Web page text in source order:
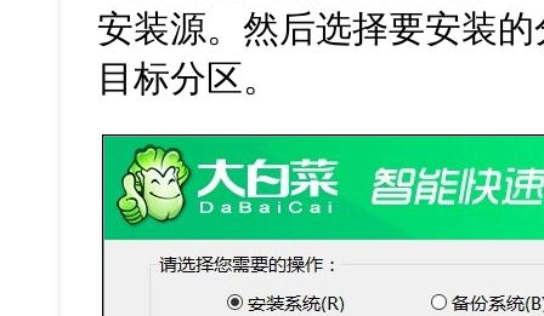
安装源。然后选择要安装
目标分区。